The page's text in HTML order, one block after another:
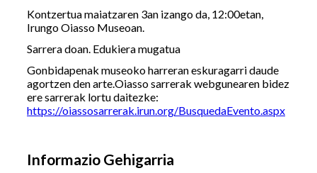
Kontzertua maiatzaren 3an izango da, 12:00etan,
Irungo Oiasso Museoan.
Sarrera doan. Edukiera mugatua
Gonbidapenak museoko harreran eskuragarri daude
agortzen den arte.Oiasso sarrerak webgunearen bidez
ere sarrerak lortu daitezke:
https://oiassosarrerak.irun.org/BusquedaEvento.aspx
Informazio Gehigarria